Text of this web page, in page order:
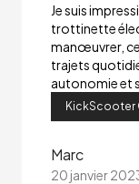
Je suis
trottinette
manœuvrer,
trajets
autonomie et
KickScooter
Marc
20 janvier